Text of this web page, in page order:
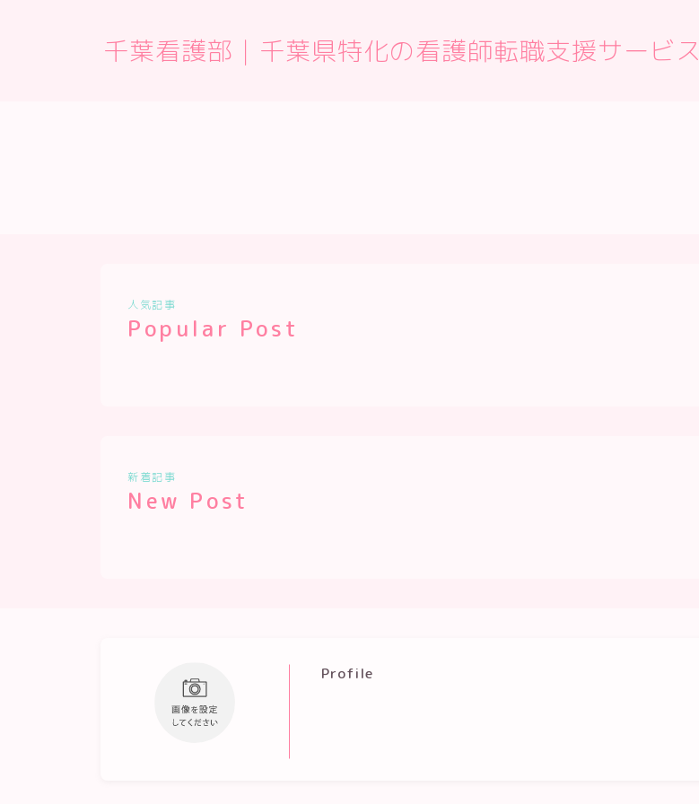
千葉看護部｜千葉県特化の看護師転職支援サービス
人気記事
Popular Post
新着記事
New Post
Profile